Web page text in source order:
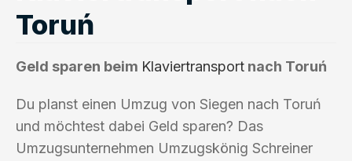
Toruń
Geld sparen beim Klaviertransport nach Toruń
Du planst einen Umzug von Siegen nach Toruń
und möchtest dabei Geld sparen? Das
Umzugsunternehmen Umzugskönig Schreiner